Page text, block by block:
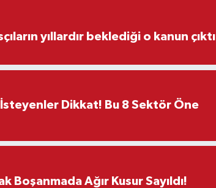
Mirasçıların yıllardır beklediği o kanun çıktı
İsteyenler Dikkat! Bu 8 Sektör Öne
Boşanmada Ağır Kusur Sayıldı!